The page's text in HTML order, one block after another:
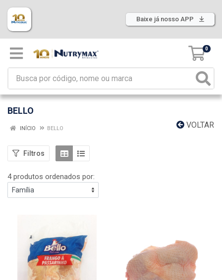
Baixe já nosso APP
0
BELLO
VOLTAR
INÍCIO BELLO
Filtros
4 produtos ordenados por: